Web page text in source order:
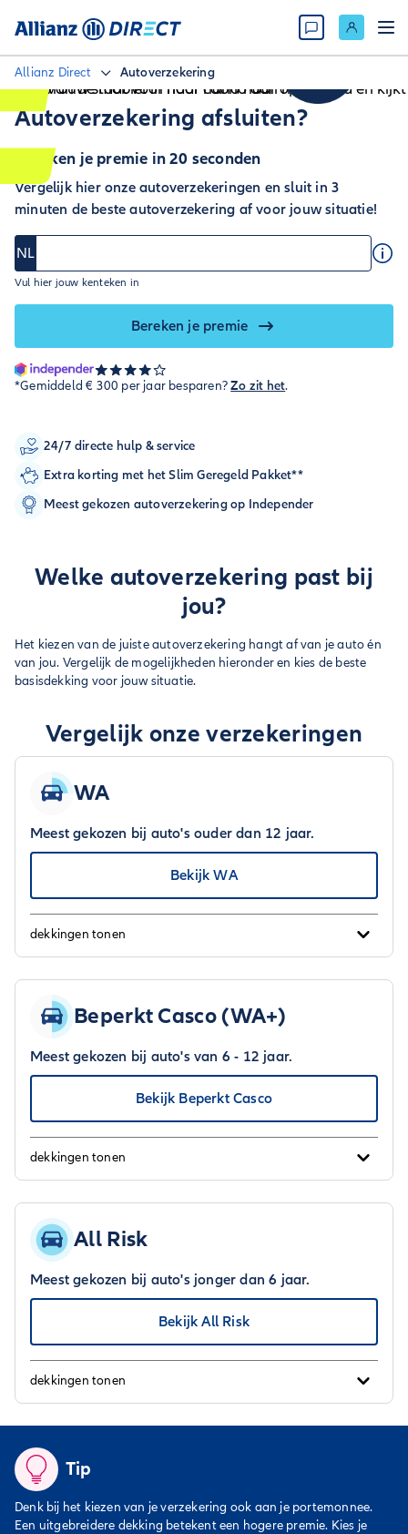
Allianz Direct Autoverzekering
Autoverzekering afsluiten?
Bereken je premie in 20 seconden
Vergelijk hier onze autoverzekeringen en sluit in 3
minuten de beste autoverzekering af voor jouw situatie!
NL
Vul hier jouw kenteken in
Bereken je premie
*Gemiddeld € 300 per jaar besparen?Zo zit het.
24/7 directe hulp & service
Extra korting met het Slim Geregeld Pakket**
Meest gekozen autoverzekering op Independer
Welke autoverzekering past bij
jou?
Het kiezen van de juiste autoverzekering hangt af van je auto én
van jou. Vergelijk de mogelijkheden hieronder en kies de beste
basisdekking voor jouw situatie.
Vergelijk onze verzekeringen
WA
Meest gekozen bij auto's ouder dan 12 jaar.
Bekijk WA
dekkingen tonen
Beperkt Casco (WA+)
Meest gekozen bij auto's van 6 - 12 jaar.
Bekijk Beperkt Casco
dekkingen tonen
All Risk
Meest gekozen bij auto's jonger dan 6 jaar.
Bekijk All Risk
dekkingen tonen
Tip
Denk bij het kiezen van je verzekering ook aan je portemonnee.
Een uitgebreidere dekking betekent een hogere premie. Kies je